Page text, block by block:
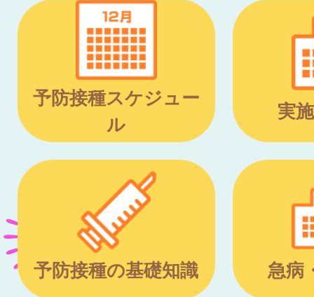
予防接種スケジュー
ル
実
予防接種の基礎知識 急病